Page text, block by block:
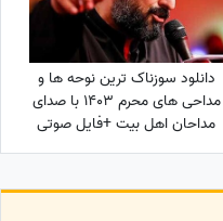
دانلود سوزناک ترین نوحه ها و
مداحی های محرم 1403 با صدای
مداحان اهل بیت +فایل صوتی